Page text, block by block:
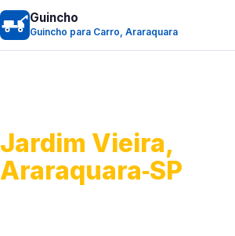
Guincho
Guincho para Carro, Araraquara
Jardim Vieira,
Araraquara‑SP